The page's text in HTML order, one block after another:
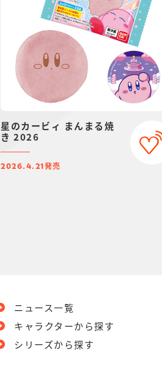
星のカービィ まんまる焼
き 2026
2026.4.21 発売
ニュース一覧
キャラクターから探す
シリーズから探す